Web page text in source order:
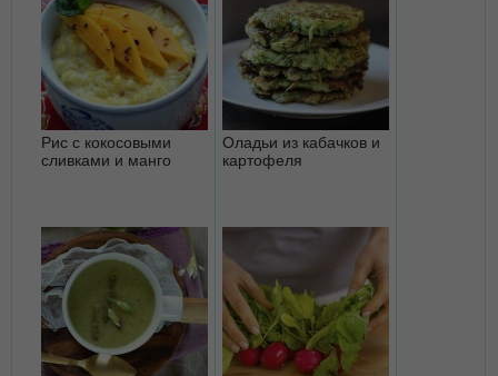
Рис с кокосовыми
сливками и манго
Оладьи из кабачков и
картофеля